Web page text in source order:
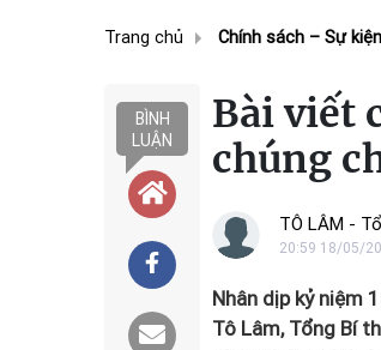
Trang chủ Chính sách – Sự kiện
BÌNH
LUẬN
Bài viết
chúng
TÔ LÂM -
20:59 18/05/
Nhân dịp kỷ niệm
Tô Lâm, Tổng Bí